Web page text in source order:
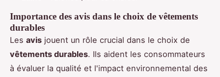
Importance des avis dans le choix de vêtements
durables
Les avis jouent un rôle crucial dans le choix de
vêtements durables. Ils aident les consommateurs
à évaluer la qualité et l'impact environnemental des